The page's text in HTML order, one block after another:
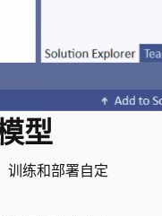
型
训练和部署自定